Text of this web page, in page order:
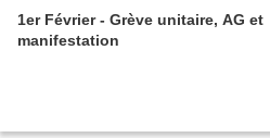
1er Février - Grève unitaire, AG et
manifestation